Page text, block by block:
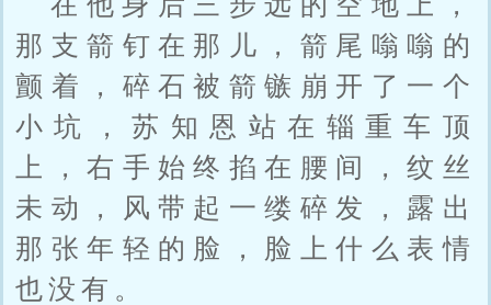
那支箭钉在那儿，箭尾嗡嗡的
颤着，碎石被箭镞崩开了一个
小坑，苏知恩站在辎重车顶
上，右手始终掐在腰间，纹丝
未动，风带起一缕碎发，露出
那张年轻的脸，脸上什么表情
也没有。